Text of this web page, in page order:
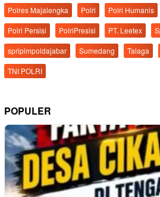
Polres Majalengka
Polri Polri Humanis
Polri Persisi
PolriPresisi PT. Leetex
spripimpoldajabar
Sumedang Talaga
TNI POLRI
POPULER